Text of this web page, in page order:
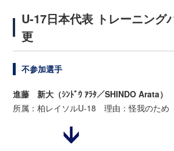
U-17日本代表 トレーニング
更
不参加選手
進藤 新大（ｼﾝﾄﾞｳ ｱﾗﾀ／SHINDO Arata）
所属：柏レイソルU-18 理由：怪我のため